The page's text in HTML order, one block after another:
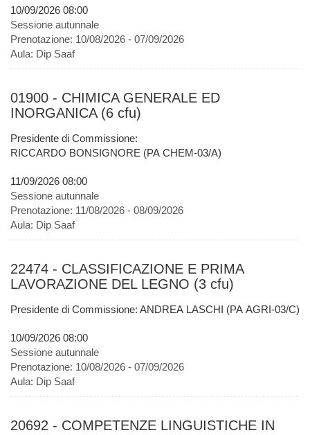
10/09/2026 08:00
Sessione autunnale
Prenotazione: 10/08/2026 - 07/09/2026
Aula: Dip Saaf
01900 - CHIMICA GENERALE ED
INORGANICA (6 cfu)
Presidente di Commissione:
RICCARDO BONSIGNORE (PA CHEM-03/A)
11/09/2026 08:00
Sessione autunnale
Prenotazione: 11/08/2026 - 08/09/2026
Aula: Dip Saaf
22474 - CLASSIFICAZIONE E PRIMA
LAVORAZIONE DEL LEGNO (3 cfu)
Presidente di Commissione: ANDREA LASCHI (PA AGRI-03/C)
10/09/2026 08:00
Sessione autunnale
Prenotazione: 10/08/2026 - 07/09/2026
Aula: Dip Saaf
20692 - COMPETENZE LINGUISTICHE IN